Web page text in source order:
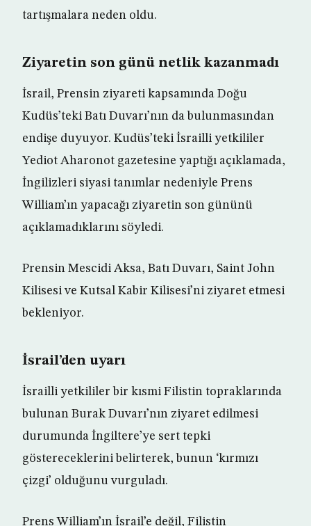
tartışmalara neden oldu.
Ziyaretin son günü netlik kazanmadı
İsrail, Prensin ziyareti kapsamında Doğu
Kudüs’teki Batı Duvarı’nın da bulunmasından
endişe duyuyor. Kudüs’teki İsrailli yetkililer
Yediot Aharonot gazetesine yaptığı açıklamada,
İngilizleri siyasi tanımlar nedeniyle Prens
William’ın yapacağı ziyaretin son gününü
açıklamadıklarını söyledi.
Prensin Mescidi Aksa, Batı Duvarı, Saint John
Kilisesi ve Kutsal Kabir Kilisesi’ni ziyaret etmesi
bekleniyor.
İsrail’den uyarı
İsrailli yetkililer bir kısmi Filistin topraklarında
bulunan Burak Duvarı’nın ziyaret edilmesi
durumunda İngiltere’ye sert tepki
göstereceklerini belirterek, bunun ‘kırmızı
çizgi’ olduğunu vurguladı.
Prens William’ın İsrail’e değil, Filistin